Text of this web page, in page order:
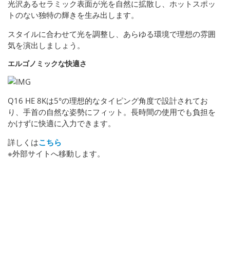
光沢あるセラミック表面が光を自然に拡散し、ホットスポッ
トのない独特の輝きを生み出します。
スタイルに合わせて光を調整し、あらゆる環境で理想の雰囲
気を演出しましょう。
エルゴノミックな快適さ
Q16 HE 8Kは5°の理想的なタイピング角度で設計されてお
り、手首の自然な姿勢にフィット。長時間の使用でも負担を
かけずに快適に入力できます。
詳しくはこちら
※外部サイトへ移動します。